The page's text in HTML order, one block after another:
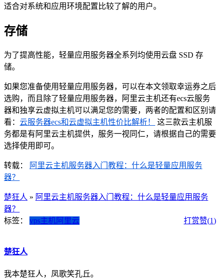
适合对系统和应用环境配置比较了解的用户。
存储
为了提高性能，轻量应用服务器全系列均使用云盘 SSD 存
储。
如果您准备使用轻量应用服务器，可以在本文领取幸运券之后
选购，而且除了轻量应用服务器，阿里云主机还有ecs云服务
器和独享云虚拟主机可以满足您的需要，两者的配置和区别请
看： 云服务器ecs和云虚拟主机性价比解析！
这三款云主机服
务都是有阿里云主机提供，服务一视同仁，请根据自己的需要
选择使用即可。
转载：
阿里云主机服务器入门教程：什么是轻量应用服务
器？
楚狂人 » 阿里云主机服务器入门教程：什么是轻量应用服务
器？
打赏赞(1)
标签： vps主机阿里云
楚狂人
我本楚狂人，凤歌笑孔丘。